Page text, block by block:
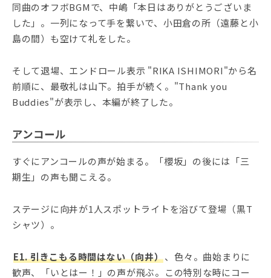
同曲のオフボBGMで、中嶋「本日はありがとうございま
した」。一列になって手を繋いで、小田倉の所（遠藤と小
島の間）も空けて礼をした。
そして退場、エンドロール表示 "RIKA ISHIMORI"から名
前順に、最敬礼は山下。拍手が続く。"Thank you
Buddies"が表示し、本編が終了した。
アンコール
すぐにアンコールの声が始まる。「櫻坂」の後には「三
期生」の声も聞こえる。
ステージに向井が1人スポットライトを浴びて登場（黒T
シャツ）。
E1. 引きこもる時間はない（向井）、色々。曲始まりに
歓声、「いとはー！」の声が飛ぶ。この特別な時にコー